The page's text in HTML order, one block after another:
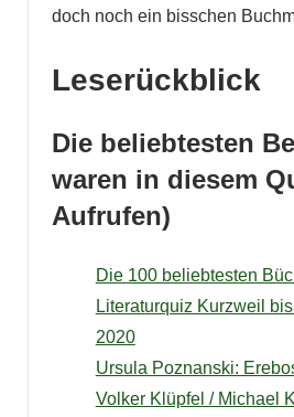
doch noch ein bisschen
Leserückblick
Die beliebtesten
waren in diesem
Aufrufen)
Die 100 beliebtesten
Literaturquiz Kurzweil
2020
Ursula Poznanski:
Volker Klüpfel / Michael